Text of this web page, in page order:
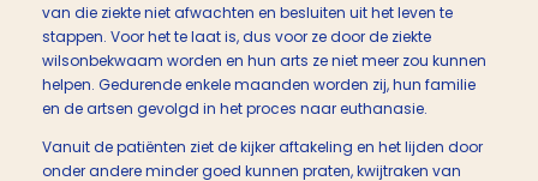
van die ziekte niet afwachten en besluiten uit het leven te
stappen. Voor het te laat is, dus voor ze door de ziekte
wilsonbekwaam worden en hun arts ze niet meer zou kunnen
helpen. Gedurende enkele maanden worden zij, hun familie
en de artsen gevolgd in het proces naar euthanasie.
Vanuit de patiënten ziet de kijker aftakeling en het lijden door
onder andere minder goed kunnen praten, kwijtraken van